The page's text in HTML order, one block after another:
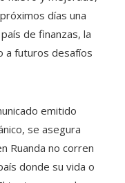
días una
de finanzas, la
a futuros desafíos
emitido
se asegura
Ruanda no corren
donde su vida o